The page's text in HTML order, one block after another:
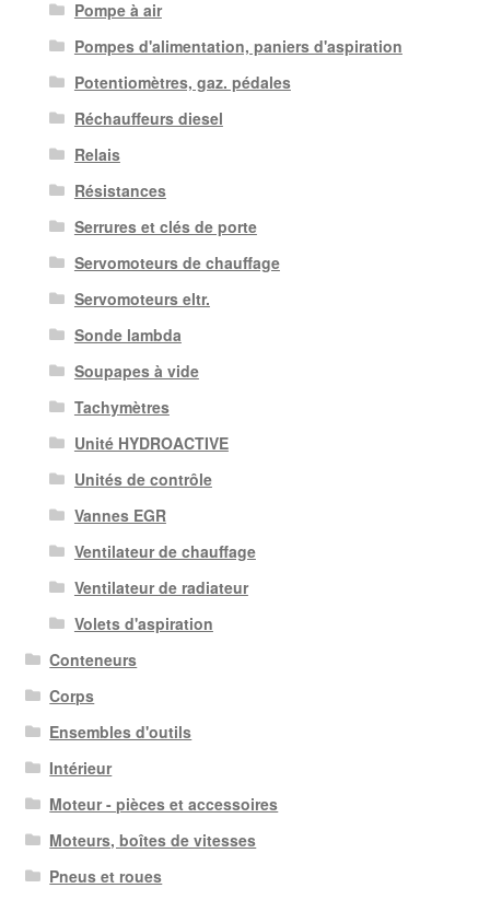
Pompe à air
Pompes d'alimentation, paniers d'aspiration
Potentiomètres, gaz. pédales
Réchauffeurs diesel
Relais
Résistances
Serrures et clés de porte
Servomoteurs de chauffage
Servomoteurs eltr.
Sonde lambda
Soupapes à vide
Tachymètres
Unité HYDROACTIVE
Unités de contrôle
Vannes EGR
Ventilateur de chauffage
Ventilateur de radiateur
Volets d'aspiration
Conteneurs
Corps
Ensembles d'outils
Intérieur
Moteur - pièces et accessoires
Moteurs, boîtes de vitesses
Pneus et roues